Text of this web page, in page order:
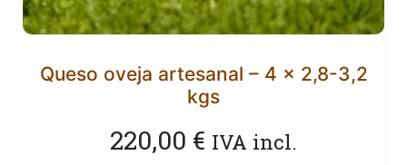
Queso oveja artesanal – 4 x 2,8-3,2
kgs
220,00 € IVA incl.